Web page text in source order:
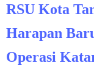
RSU Kota
Harapan
Operasi